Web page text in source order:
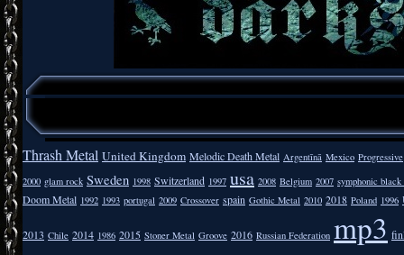
Thrash Metal United Kingdom Melodic Death Metal Argentīnā Mexico Progressive
2000 glam rock Sweden 1998 Switzerland 1997 usa 2008 Belgium 2007 symphonic
Doom Metal 1992 1993 portugal 2009 Crossover spain Gothic Metal 2010 2018 Poland 1996
2013 Chile 2014 1986 2015 Stoner Metal Groove 2016 Russian Federation mp3